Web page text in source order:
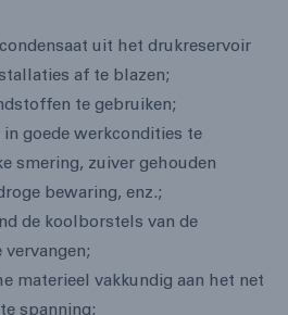
uit het drukreservoir
af te blazen;
te gebruiken;
goede werkcondities te
smering, zuiver gehouden
bewaring, enz.;
de koolborstels van de
materieel vakkundig aan het net
spanning;